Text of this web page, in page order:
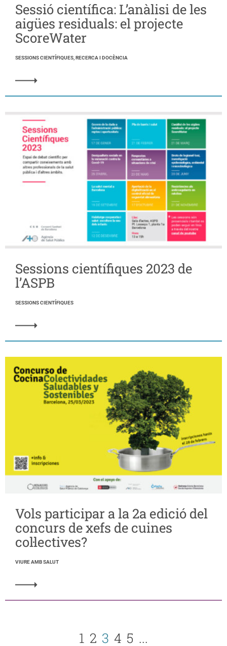
Sessió científica: L’anàlisi de les
aigües residuals: el projecte
ScoreWater
SESSIONS CIENTÍFIQUES, RECERCA I DOCÈNCIA
Sessions científiques 2023 de
l’ASPB
SESSIONS CIENTÍFIQUES
Vols participar a la 2a edició del
concurs de xefs de cuines
col·lectives?
VIURE AMB SALUT
1 2 3 4 5 ...